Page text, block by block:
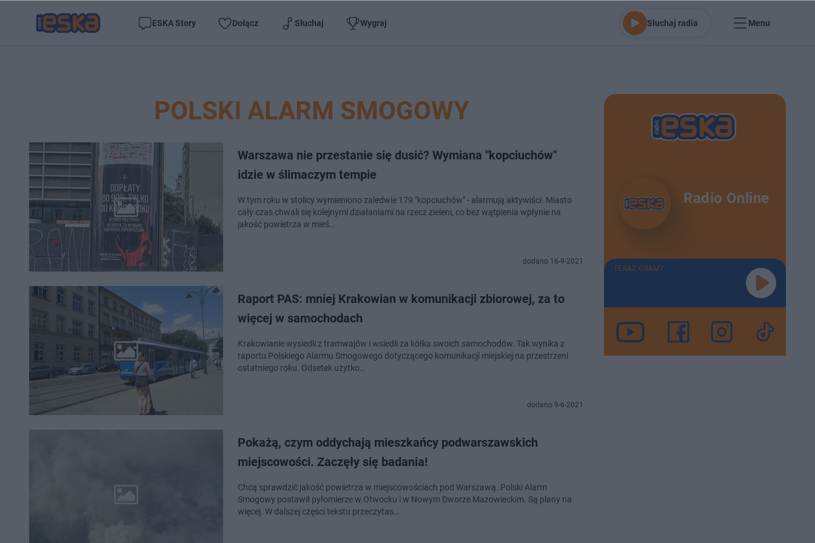
ESKA Story Dołącz Słuchaj Wygraj Słuchaj radia Menu
POLSKI ALARM SMOGOWY
Warszawa nie przestanie się dusić? Wymiana "kopciuchów"
idzie w ślimaczym tempie
W tym roku w stolicy wymieniono zaledwie 179 "kopciuchów" - alarmują aktywiści. Miasto
cały czas chwali się kolejnymi działaniami na rzecz zieleni, co bez wątpienia wpłynie na
jakość powietrza w mieś…
dodano 16-9-2021
Raport PAS: mniej Krakowian w komunikacji zbiorowej, za to
więcej w samochodach
Krakowianie wysiedli z tramwajów i wsiedli za kółka swoich samochodów. Tak wynika z
raportu Polskiego Alarmu Smogowego dotyczącego komunikacji miejskiej na przestrzeni
ostatniego roku. Odsetek użytko…
dodano 9-6-2021
Pokażą, czym oddychają mieszkańcy podwarszawskich
miejscowości. Zaczęły się badania!
Chcą sprawdzić jakość powietrza w miejscowościach pod Warszawą. Polski Alarm
Smogowy postawił pyłomierze w Otwocku i w Nowym Dworze Mazowieckim. Są plany na
więcej. W dalszej części tekstu przeczytas…
Radio Online
TERAZ GRAMY